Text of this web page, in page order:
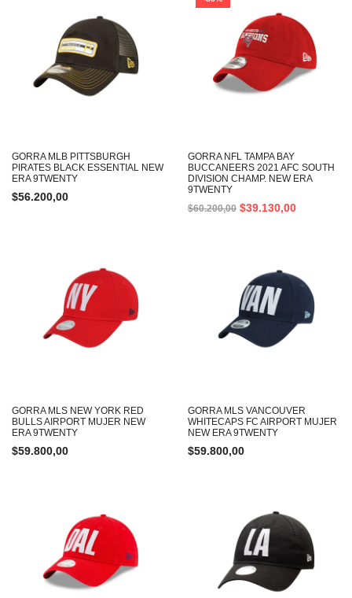
GORRA MLB PITTSBURGH
PIRATES BLACK ESSENTIAL NEW
ERA 9TWENTY
$56.200,00
GORRA NFL TAMPA BAY
BUCCANEERS 2021 AFC SOUTH
DIVISION CHAMP. NEW ERA
9TWENTY
$60.200,00 $39.130,00
GORRA MLS NEW YORK RED
BULLS AIRPORT MUJER NEW
ERA 9TWENTY
$59.800,00
GORRA MLS VANCOUVER
WHITECAPS FC AIRPORT MUJER
NEW ERA 9TWENTY
$59.800,00